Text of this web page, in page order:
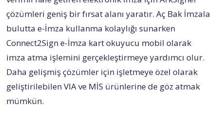
çözümleri geniş bir fırsat alanı yaratır. Aç Bak İmzala
bulutta e-İmza kullanma kolaylığı sunarken
Connect2Sign e-İmza kart okuyucu mobil olarak
imza atma işlemini gerçekleştirmeye yardımcı olur.
Daha gelişmiş çözümler için işletmeye özel olarak
geliştirilebilen VIA ve MİS ürünlerine de göz atmak
mümkün.